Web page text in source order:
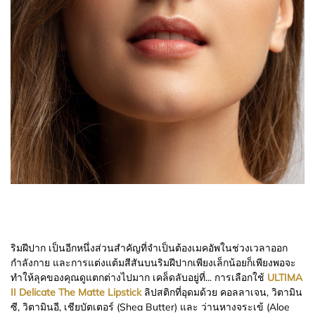
ริมฝีปาก เป็นอีกหนึ่งส่วนสำคัญที่จำเป็นต้องเมคอัพในช่วงเวลาออก
กำลังกาย และการแต่งแต้มสีสันบนริมฝีปากเพียงเล็กน้อยก็เพียงพอจะ
ทำให้ลุคของคุณดูแตกต่างไปมาก เคล็ดลับอยู่ที่... การเลือกใช้ ULTIMA
II Delicate The Matte Lipstickลิปสติกที่อุดมด้วย คอลลาเจน, วิตามิน
ซี, วิตามินอี, เชียบัตเตอร์ (Shea Butter) และ ว่านหางจระเข้ (Aloe